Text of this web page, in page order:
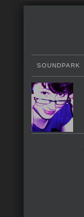
SOUNDPARK